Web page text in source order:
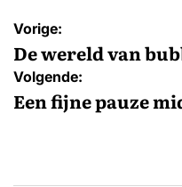
Bericht
navigatie
Vorige:
De wereld van
Volgende:
Een fijne pauze